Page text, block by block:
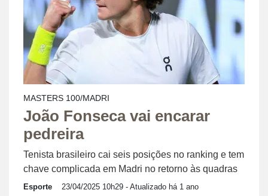
MASTERS 100/MADRI
João Fonseca vai encarar
pedreira
Tenista brasileiro cai seis posições no ranking e tem
chave complicada em Madri no retorno às quadras
Esporte 23/04/2025 10h29 - Atualizado há 1 ano